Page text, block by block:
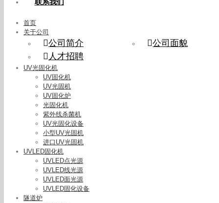
联系我们
首页
关于公司
公司简介
公司面貌
人才招聘
UV光固化机
UV固化机
UV光固机
UV固化炉
光固化机
紫外线杀菌机
UV光固化设备
小型UV光固机
进口UV光固机
UVLED固化机
UVLED点光源
UVLED线光源
UVLED面光源
UVLED固化设备
隧道炉